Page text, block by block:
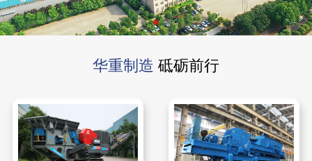
华重制造 砥砺前行